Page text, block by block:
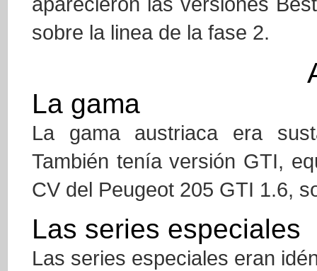
sobre la linea de la fase 2.
La gama
La gama austriaca era
También tenía versión GTI,
CV del Peugeot 205 GTI 1.6,
Las series especiales
Las series especiales eran